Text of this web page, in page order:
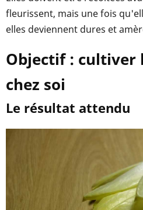
fleurissent, mais une fois
elles deviennent dures et
Objectif : cultiver
chez soi
Le résultat attendu